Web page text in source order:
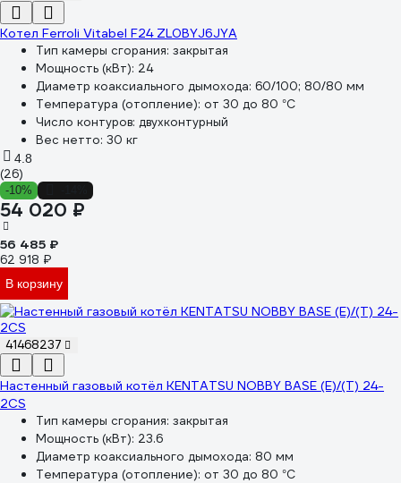
Котел Ferroli Vitabel F24 ZL0BYJ6JYA
Тип камеры сгорания: закрытая
Мощность (кВт): 24
Диаметр коаксиального дымохода: 60/100; 80/80 мм
Температура (отопление): от 30 до 80 °С
Число контуров: двухконтурный
Вес нетто: 30 кг
4.8
(26)
-10%
54 020 ₽
56 485 ₽
62 918 ₽
В корзину
41468237
Настенный газовый котёл KENTATSU NOBBY BASE (E)/(T) 24-
2CS
Тип камеры сгорания: закрытая
Мощность (кВт): 23.6
Диаметр коаксиального дымохода: 80 мм
Температура (отопление): от 30 до 80 °С